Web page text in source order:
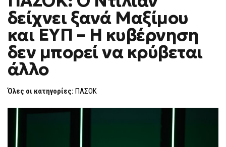
ΝΤΊΛΙΑΝ
ΔΕΊΧΝΕΙ
ΞΑΝΆ
ΜΑΞΊΜΟΥ
ΚΑΙ
ΕΥΠ
–
ΜΠΟΡΕΊ
ΝΑ
ΆΛΛΟ
δείχνει ξανά Μαξίμου
και ΕΥΠ – Η κυβέρνηση
δεν μπορεί να κρύβεται
άλλο
Όλες οι κατηγορίες: ΠΑΣΟΚ